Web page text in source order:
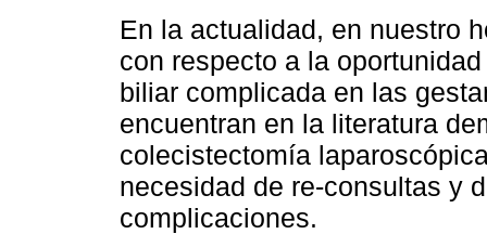
En la actualidad, en nuestro
con respecto a la
biliar complicada en las
encuentran en la literatura
colecistectomía
necesidad de re-consultas y
complicaciones.